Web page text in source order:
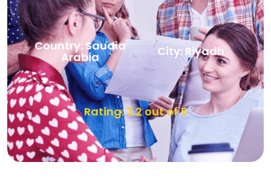
Country: Saudia
Arabia City: Riyadh
Rating: 3.2 out of 5